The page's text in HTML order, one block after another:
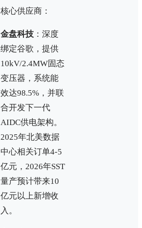
核心供应商：
金盘科技 ：深度
绑定谷歌，提供
10kV/2.4MW固态
变压器，系统能
效达98.5%，并联
合开发下一代
AIDC供电架构。
2025年北美数据
中心相关订单4-5
亿元，2026年SST
量产预计带来10
亿元以上新增收
入。